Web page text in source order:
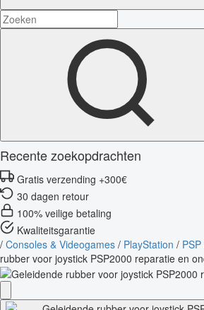
Recente zoekopdrachten
Gratis verzending +300€
30 dagen retour
100% veilige betaling
Kwaliteitsgarantie
/ Consoles & Videogames / PlayStation /
rubber voor joystick PSP2000 reparatie en